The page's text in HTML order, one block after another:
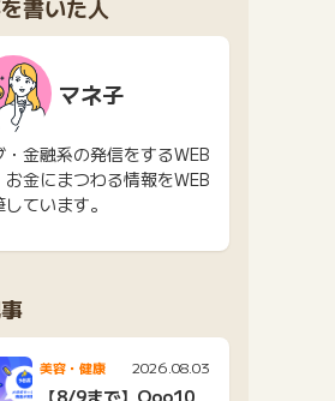
書いた人
マネ子
金融系の発信をするWEB
金にまつわる情報をWEB
ています。
美容・健康 2026.08.03